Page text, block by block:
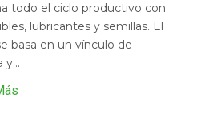
todo el ciclo productivo con
lubricantes y semillas. El
basa en un vínculo de
y...